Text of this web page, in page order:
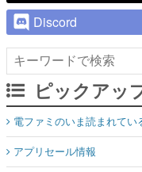
Discord
ピックアッ
電ファミのいま読まれてい
アプリセール情報